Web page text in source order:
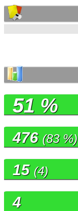
51 %
476 (83 %)
15 (4)
4